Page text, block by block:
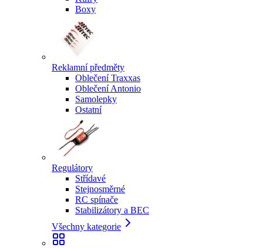
Boxy
Reklamní předměty
Oblečení Traxxas
Oblečení Antonio
Samolepky
Ostatní
Regulátory
Střídavé
Stejnosměrné
RC spínače
Stabilizátory a BEC
Všechny kategorie